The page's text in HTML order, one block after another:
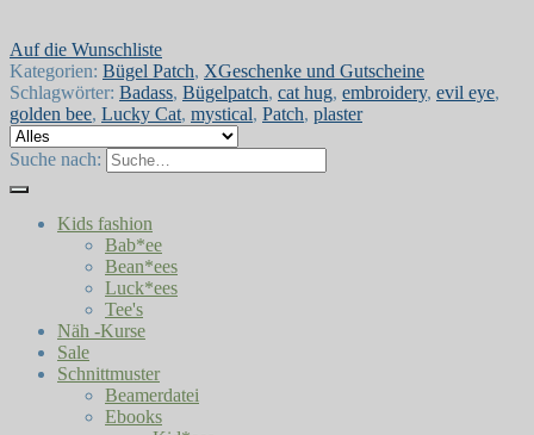
Auf die Wunschliste
Kategorien: Bügel Patch, XGeschenke und Gutscheine
Schlagwörter: Badass, Bügelpatch, cat hug, embroidery, evil eye,
golden bee, Lucky Cat, mystical, Patch, plaster
Suche nach:
Kids fashion
Bab*ee
Bean*ees
Luck*ees
Tee's
Näh -Kurse
Sale
Schnittmuster
Beamerdatei
Ebooks